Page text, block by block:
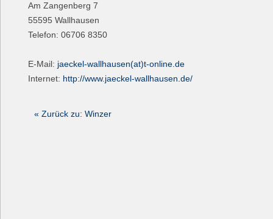
Am Zangenberg 7
55595 Wallhausen
Telefon: 06706 8350
E-Mail: jaeckel-wallhausen(at)t-online.de
Internet: http://www.jaeckel-wallhausen.de/
« Zurück zu: Winzer